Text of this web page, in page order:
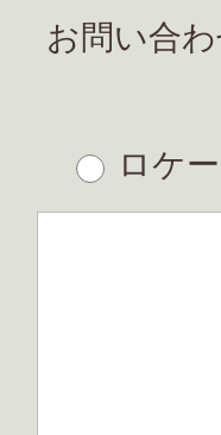
お問い合
ロケ